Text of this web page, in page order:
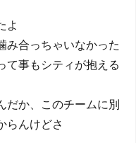
よ
み合っちゃいなかった
て事もシティが抱える
だか、このチームに別
らんけどさ